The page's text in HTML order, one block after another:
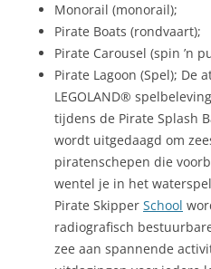
Monorail (monorail);
Pirate Boats (rondvaart);
Pirate Carousel (spin ’n
Pirate Lagoon (Spel); De
LEGOLAND®
tijdens de Pirate Splash
wordt uitgedaagd om
piratenschepen die
wentel je in het
Pirate Skipper School
radiografisch
zee aan spannende